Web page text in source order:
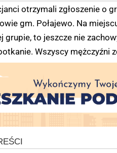
otrzymali zgłoszenie o
gm. Połajewo. Na
to jeszcze nie
Wszyscy mężczyźni